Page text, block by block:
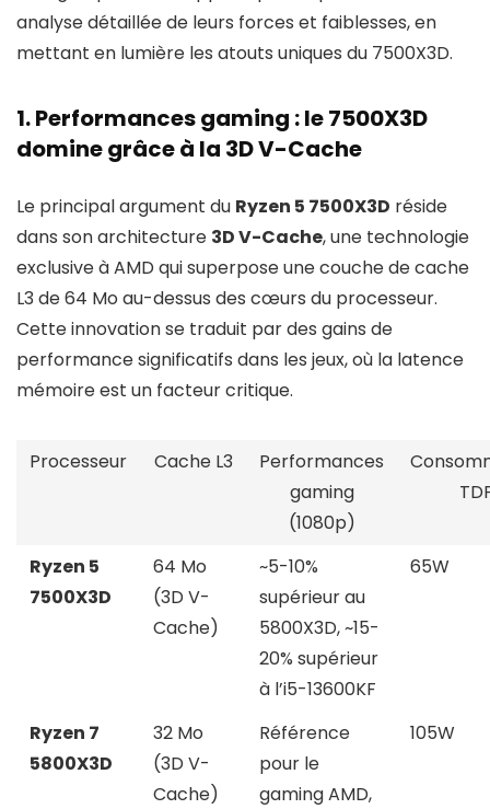
analyse détaillée de leurs forces et faiblesses, en
mettant en lumière les atouts uniques du 7500X3D.
1. Performances gaming : le 7500X3D
domine grâce à la 3D V-Cache
Le principal argument du Ryzen 5 7500X3D réside
dans son architecture 3D V-Cache, une technologie
exclusive à AMD qui superpose une couche de cache
L3 de 64 Mo au-dessus des cœurs du processeur.
Cette innovation se traduit par des gains de
performance significatifs dans les jeux, où la latence
mémoire est un facteur critique.
Processeur Cache L3
Performances
gaming
(1080p)
Ryzen 5
7500X3D
64 Mo
(3D V-
Cache)
~5-10%
supérieur au
5800X3D, ~15-
20% supérieur
à l’i5-13600KF
65W
Ryzen 7
5800X3D
32 Mo
(3D V-
Cache)
Référence
pour le
gaming AMD,
105W